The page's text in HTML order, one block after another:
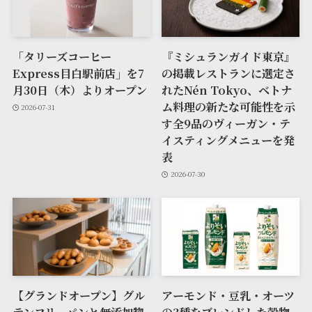
「タリーズコーヒー
Express目白駅前店」を7
月30日（木）よりオープン
2026-07-31
『ミシュランガイド東京』
の掲載レストランに選定さ
れたNén Tokyo、ベトナ
ム料理の新たな可能性を示
す全9品のヴィーガン・テ
イスティングメニューを発
表
2026-07-30
【グランドオープン】グル
アーモンド・豆乳・オーツ